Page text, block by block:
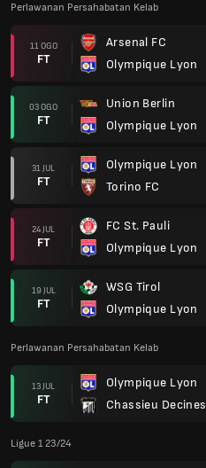
Perlawanan Persahabatan Kelab
11 OGO
FT
Arsenal FC
Olympique Lyon
03 OGO
FT
Union Berlin
Olympique Lyon
31 JUL
FT
Olympique Lyon
Torino FC
24 JUL
FT
FC St. Pauli
Olympique Lyon
19 JUL
FT
WSG Tirol
Olympique Lyon
Perlawanan Persahabatan Kelab
13 JUL
FT
Olympique Lyon
Chassieu Decines
Ligue 1 23/24